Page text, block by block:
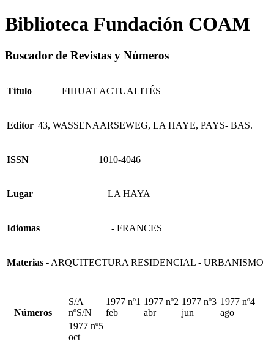
Biblioteca Fundación COAM
Buscador de Revistas y Números
Titulo FIHUAT ACTUALITÉS
Editor 43, WASSENAARSEWEG, LA HAYE, PAYS- BAS.
ISSN 1010-4046
Lugar LA HAYA
Idiomas - FRANCES
Materias - ARQUITECTURA RESIDENCIAL - URBANISMO
Números
S/A
nºS/N
1977 nº1
feb
1977 nº2
abr
1977 nº3
jun
1977 nº4
ago
1977 nº5
oct